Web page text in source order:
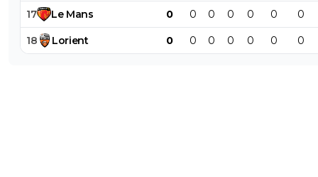
17 Le Mans 0 0 0 0 0 0 0
18 Lorient 0 0 0 0 0 0 0